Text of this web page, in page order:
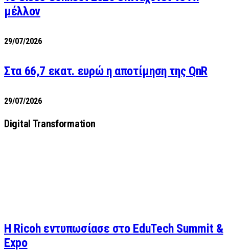
μέλλον
29/07/2026
Στα 66,7 εκατ. ευρώ η αποτίμηση της QnR
29/07/2026
Digital Transformation
Η Ricoh εντυπωσίασε στο EduTech Summit &
Expo